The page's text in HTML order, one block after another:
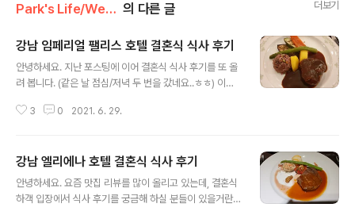
Park's Life/Wedding 의 다른 글 더보기
강남 임페리얼 팰리스 호텔 결혼식 식사 후기
안녕하세요. 지난 포스팅에 이어 결혼식 식사 후기를 또 올
려 봅니다. (같은 날 점심/저녁 두 번을 갔네요..ㅎㅎ) 이번
니다. 임피리얼팰리스 서울 서울 강남구 언주로 640 htt
습니다. 스테이크 코스구요. 전식, 샐러드, 스프, 메인, 디저
트로 구성되어 있습니다. 연어 샐러드 입니다. 연어와 샐러
드 모두 적당하고, 드레싱 역시 과하지 않았습니다. 식욕을
3 0 2021. 6. 29.
강남 엘리에나 호텔 결혼식 식사 후기
안녕하세요. 요즘 맛집 리뷰를 많이 올리고 있는데, 결혼식
하객 입장에서 식사 후기를 궁금해 하실 분들이 있을거란